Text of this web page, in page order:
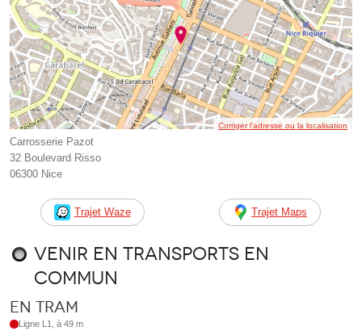
Corriger l’adresse ou la localisation
Carrosserie Pazot
32 Boulevard Risso
06300 Nice
Trajet Waze Trajet Maps
Venir en transports en
commun
En tram
Ligne L1, à 49 m